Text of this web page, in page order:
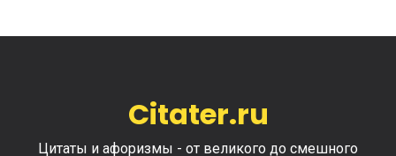
Citater.ru
Цитаты и афоризмы - от великого до смешного